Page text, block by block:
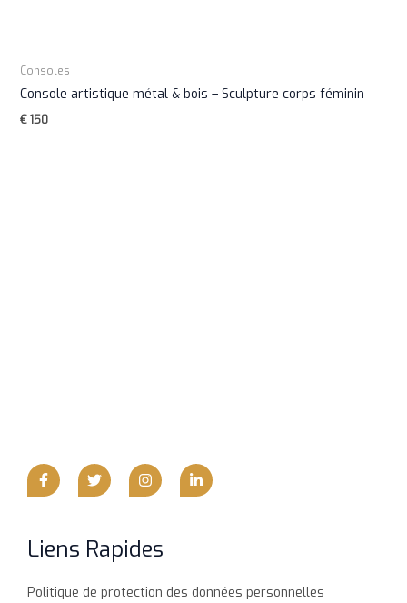
Consoles
Console artistique métal & bois – Sculpture corps féminin
€150
Liens Rapides
Politique de protection des données personnelles